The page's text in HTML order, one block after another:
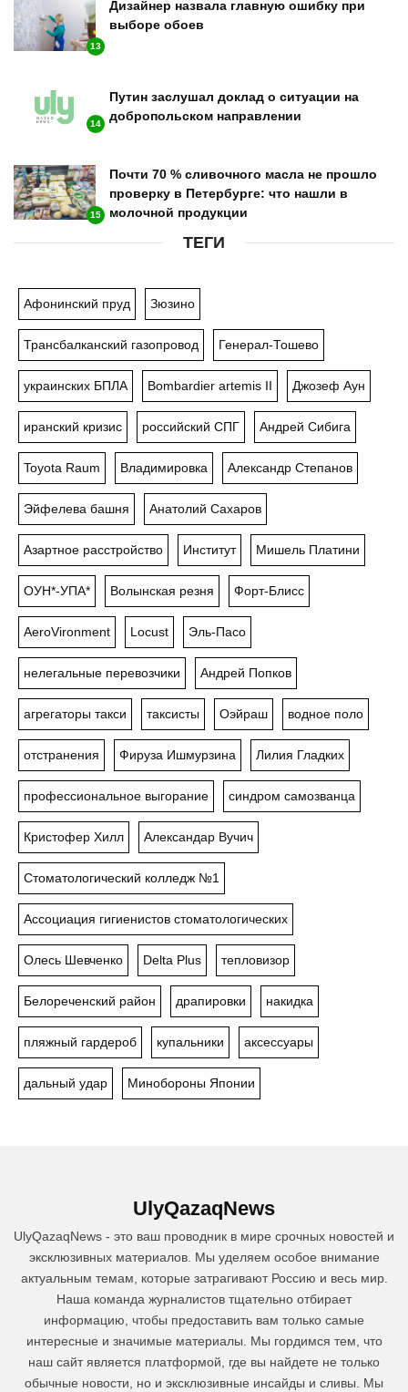
13
Дизайнер назвала главную ошибку при
выборе обоев
14
Путин заслушал доклад о ситуации на
добропольском направлении
15
Почти 70 % сливочного масла не прошло
проверку в Петербурге: что нашли в
молочной продукции
ТЕГИ
Афонинский пруд Зюзино
Трансбалканский газопровод Генерал-Тошево
украинских БПЛА Bombardier artemis II Джозеф Аун
иранский кризис российский СПГ Андрей Сибига
Toyota Raum Владимировка Александр Степанов
Эйфелева башня Анатолий Сахаров
Азартное расстройство Институт Мишель Платини
ОУН*-УПА* Волынская резня Форт-Блисс
AeroVironment Locust Эль-Пасо
нелегальные перевозчики Андрей Попков
агрегаторы такси таксисты Оэйраш водное поло
отстранения Фируза Ишмурзина Лилия Гладких
профессиональное выгорание синдром самозванца
Кристофер Хилл Александар Вучич
Стоматологический колледж №1
Ассоциация гигиенистов стоматологических
Олесь Шевченко Delta Plus тепловизор
Белореченский район драпировки накидка
пляжный гардероб купальники аксессуары
дальный удар Минобороны Японии
UlyQazaqNews
UlyQazaqNews - это ваш проводник в мире срочных новостей и
эксклюзивных материалов. Мы уделяем особое внимание
актуальным темам, которые затрагивают Россию и весь мир.
Наша команда журналистов тщательно отбирает
информацию, чтобы предоставить вам только самые
интересные и значимые материалы. Мы гордимся тем, что
наш сайт является платформой, где вы найдете не только
обычные новости, но и эксклюзивные инсайды и сливы. Мы